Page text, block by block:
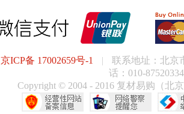
京ICP备 17002659号-1 | 联系地址：北京
话：010-87520334
Copyright © 2004 - 2016 复材易购（北